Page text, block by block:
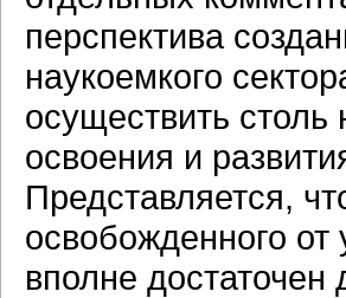
перспектива
наукоемкого
осуществить
освоения и
Представляется,
освобожденного от
вполне достаточен